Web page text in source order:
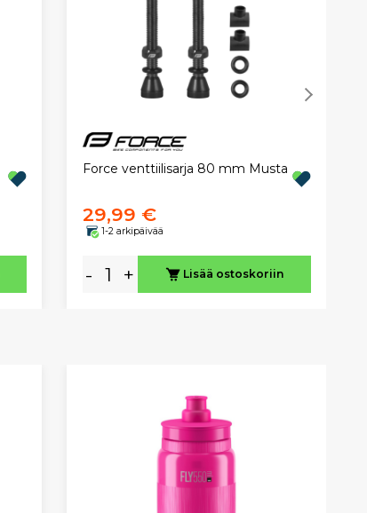
Force venttiilisarja 80 mm Musta
29,99 €
1-2 arkipäivää
- + Lisää ostoskoriin